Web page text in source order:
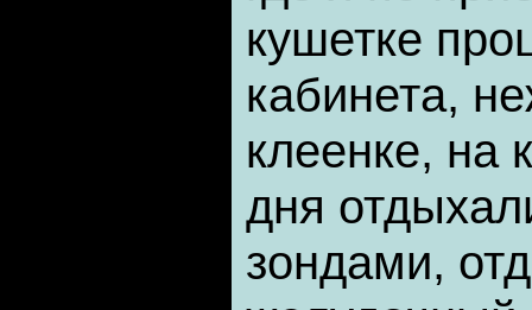
кушетке
кабинета,
клеенке, на
дня
зондами,